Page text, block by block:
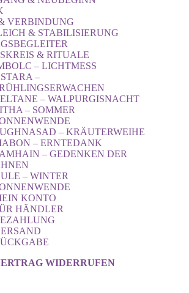
VERBINDUNG
& STABILISIERUNG
& RITUALE
– LICHTMESS
–
– WALPURGISNACHT
– SOMMER
– KRÄUTERWEIHE
– ERNTEDANK
– GEDENKEN DER
– WINTER
KONTO
HÄNDLER
WIDERRUFEN